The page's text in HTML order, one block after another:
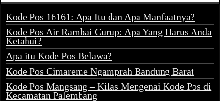
Kode Pos 16161: Apa Itu dan Apa Manfaatnya?
Kode Pos Air Rambai Curup: Apa Yang Harus Anda
Ketahui?
Apa itu Kode Pos Belawa?
Kode Pos Cimareme Ngamprah Bandung Barat
Kode Pos Mangsang – Kilas Mengenai Kode Pos di
Kecamatan Palembang